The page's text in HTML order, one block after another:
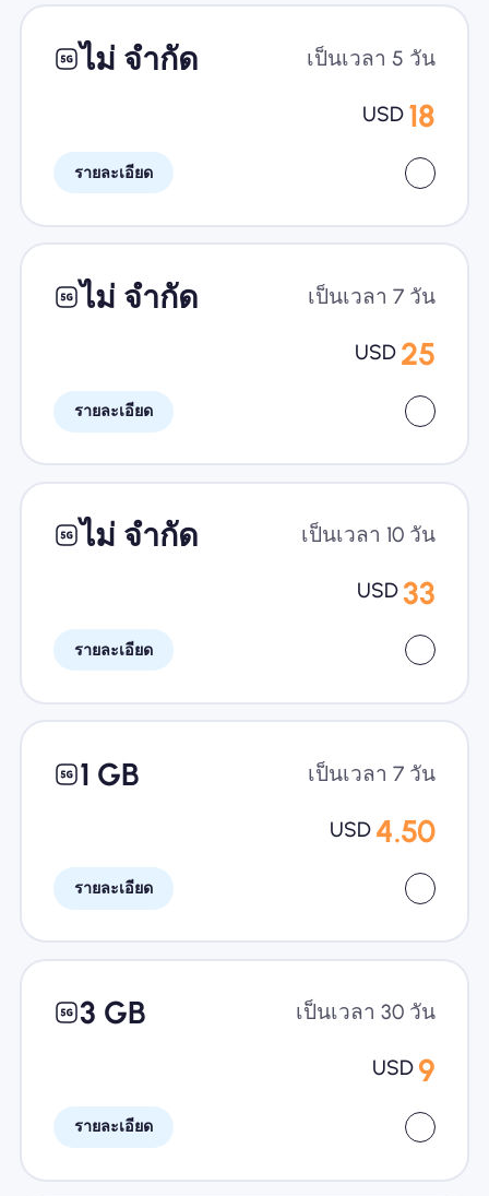
ไม่ จำกัด เป็นเวลา 5 วัน
USD 18
รายละเอียด
ไม่ จำกัด เป็นเวลา 7 วัน
USD 25
รายละเอียด
ไม่ จำกัด เป็นเวลา 10 วัน
USD 33
รายละเอียด
1 GB เป็นเวลา 7 วัน
USD 4.50
รายละเอียด
3 GB เป็นเวลา 30 วัน
USD 9
รายละเอียด